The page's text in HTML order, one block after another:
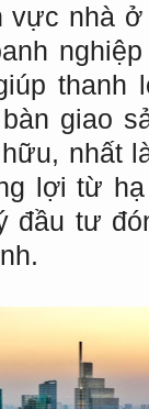
vực nhà
thanh
giao
nhất
lợi từ
đầu tư